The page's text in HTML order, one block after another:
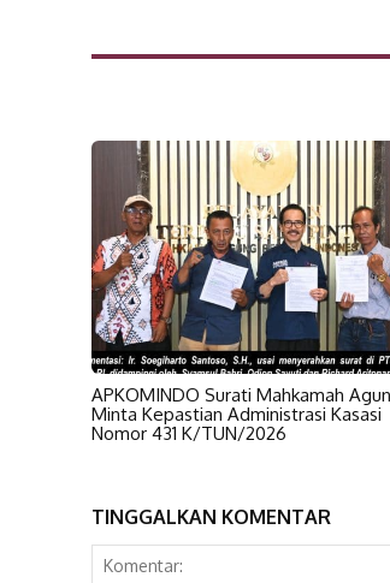
APKOMINDO Surati Mahkamah
Minta Kepastian Administrasi Kasasi
Nomor 431 K/TUN/2026
TINGGALKAN KOMENTAR